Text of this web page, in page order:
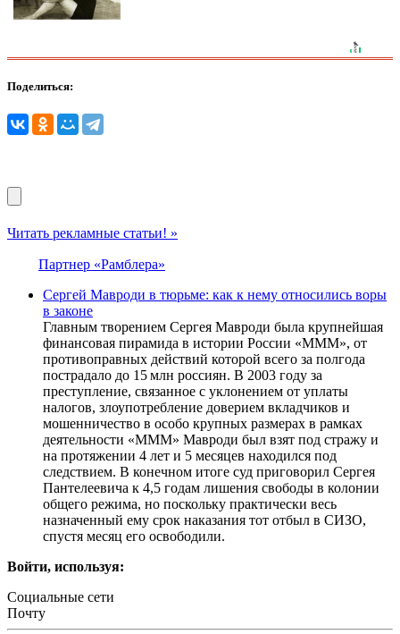
Поделиться:
Читать рекламные статьи! »
Партнер «Рамблера»
Сергей Мавроди в тюрьме: как к нему относились воры
в законе
Главным творением Сергея Мавроди была крупнейшая
финансовая пирамида в истории России «МММ», от
противоправных действий которой всего за полгода
пострадало до 15 млн россиян. В 2003 году за
преступление, связанное с уклонением от уплаты
налогов, злоупотребление доверием вкладчиков и
мошенничество в особо крупных размерах в рамках
деятельности «МММ» Мавроди был взят под стражу и
на протяжении 4 лет и 5 месяцев находился под
следствием. В конечном итоге суд приговорил Сергея
Пантелеевича к 4,5 годам лишения свободы в колонии
общего режима, но поскольку практически весь
назначенный ему срок наказания тот отбыл в СИЗО,
спустя месяц его освободили.
Войти, используя:
Социальные сети
Почту